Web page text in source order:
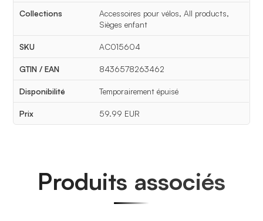
Collections
Accessoires pour vélos, All products,
Sièges enfant
SKU AC015604
GTIN / EAN 8436578263462
Disponibilité Temporairement épuisé
Prix 59.99 EUR
Produits associés